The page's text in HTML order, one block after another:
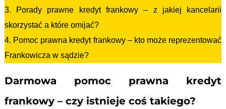
3. Porady prawne kredyt frankowy – z jakiej kancelarii
skorzystać a które omijać?
4. Pomoc prawna kredyt frankowy – kto może reprezentować
Frankowicza w sądzie?
Darmowa pomoc prawna kredyt
frankowy – czy istnieje coś takiego?